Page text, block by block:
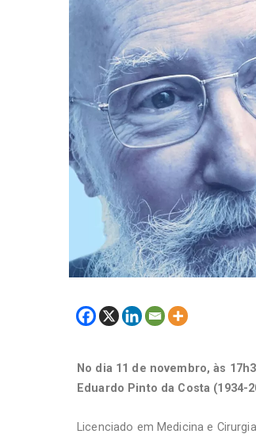
No dia 11 de novembro, às
Eduardo Pinto da Costa (1934-
Licenciado em Medicina e